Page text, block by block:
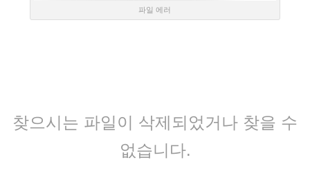
파일 에러
찾으시는 파일이 삭제되었거나 찾을 수
없습니다.